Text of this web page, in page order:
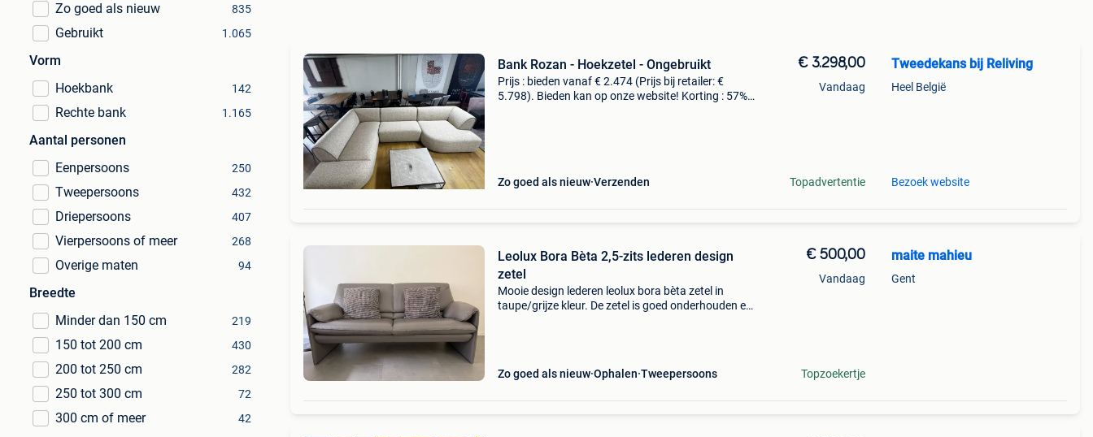
Zo goed als nieuw 835
Gebruikt 1.065
Vorm
Hoekbank
142
Rechte bank 1.165
Aantal personen
Eenpersoons
250
Tweepersoons 432
Driepersoons 407
Vierpersoons of meer 268
Overige maten 94
Breedte
Minder dan 150 cm
219
150 tot 200 cm 430
200 tot 250 cm 282
250 tot 300 cm 72
300 cm of meer 42
Bank Rozan - Hoekzetel - Ongebruikt
Prijs : bieden vanaf € 2.474 (Prijs bij retailer: €
5.798). Bieden kan op onze website! Korting : 57%
Zo goed als nieuw Verzenden
€ 3.298,00
Vandaag
Topadvertentie
Tweedekans bij Reliving
Heel België
Bezoek website
Leolux Bora Bèta 2,5-zits lederen design
zetel
Mooie design lederen leolux bora bèta zetel in
taupe/grijze kleur. De zetel is goed onderhouden en
Zo goed als nieuw Ophalen Tweepersoons
€ 500,00
Vandaag
Topzoekertje
maite mahieu
Gent